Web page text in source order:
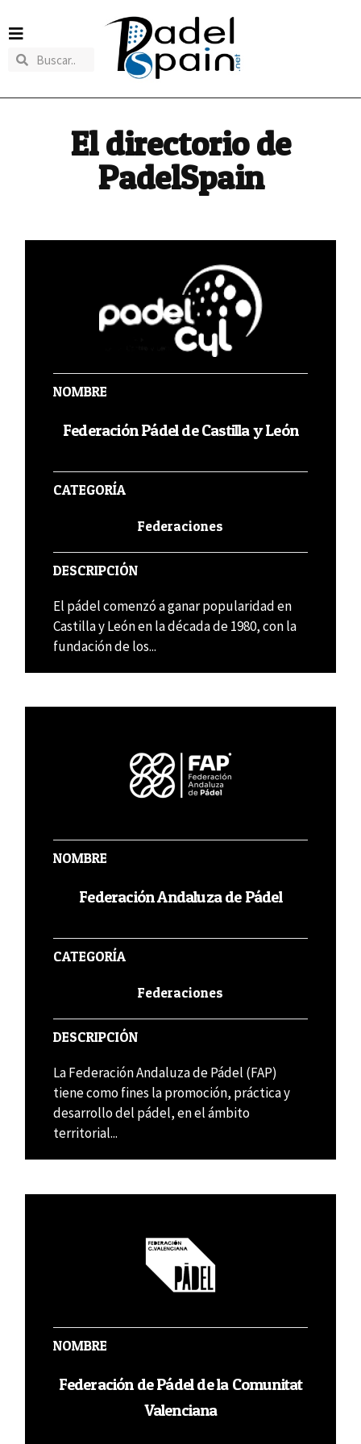
El directorio de
PadelSpain
NOMBRE
Federación Pádel de Castilla y León
CATEGORÍA
Federaciones
DESCRIPCIÓN
El pádel comenzó a ganar popularidad en
Castilla y León en la década de 1980, con la
fundación de los...
NOMBRE
Federación Andaluza de Pádel
CATEGORÍA
Federaciones
DESCRIPCIÓN
La Federación Andaluza de Pádel (FAP)
tiene como fines la promoción, práctica y
desarrollo del pádel, en el ámbito
territorial...
NOMBRE
Federación de Pádel de la Comunitat
Valenciana